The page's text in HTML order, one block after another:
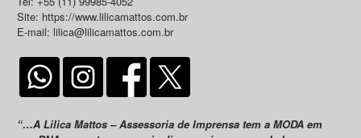
Site: https://www.lilicamattos.com.br
E-mail: lilica@lilicamattos.com.br
“…A Lilica Mattos – Assessoria de Imprensa tem a MODA em